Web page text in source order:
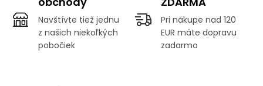
Navštívte tiež jednu
z našich niekoľkých
pobočiek
Pri nákupe nad 120
EUR máte dopravu
zadarmo